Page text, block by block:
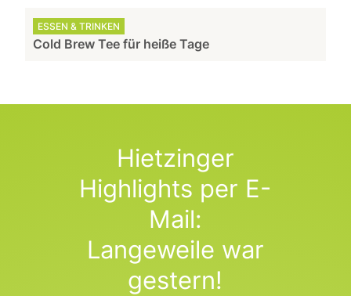
ESSEN & TRINKEN
Cold Brew Tee für heiße Tage
Hietzinger
Highlights per E-
Mail:
Langeweile war
gestern!